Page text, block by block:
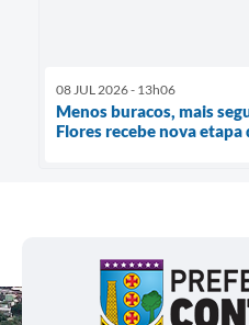
08 JUL 2026 - 13h06
Menos buracos, mais
Flores recebe nova etapa